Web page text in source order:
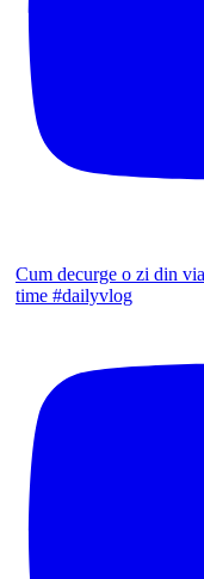
Cum decurge o zi din
time #dailyvlog